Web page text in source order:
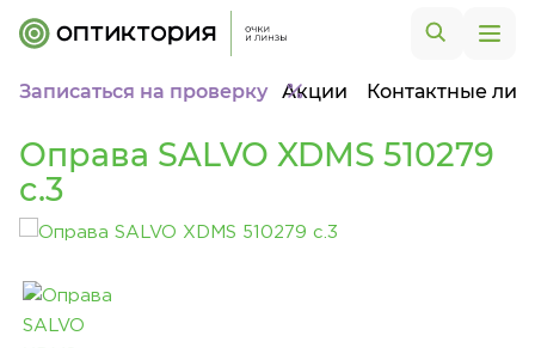
Записаться на проверку Акции Контактные
Оправа SALVO XDMS 510279
c.3